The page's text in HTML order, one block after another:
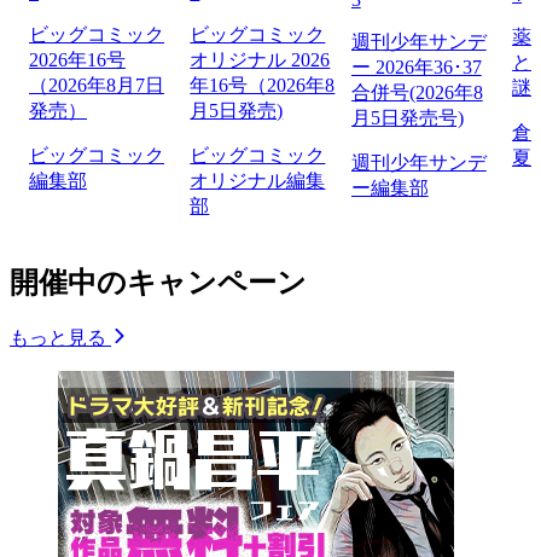
ビッグコミック
2026年16号
（2026年8月7日
発売）
ビッグコミック
編集部
ビッグコミック
オリジナル 2026
年16号（2026年8
月5日発売)
ビッグコミック
オリジナル編集
部
週刊少年サンデ
ー 2026年36･37
合併号(2026年8
月5日発売号)
週刊少年サンデ
ー編集部
薬
と
謎
倉
夏
開催中のキャンペーン
もっと見る